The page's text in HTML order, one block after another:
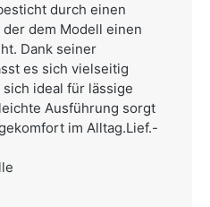
durch einen
dem Modell einen
Dank seiner
es sich vielseitig
ideal für lässige
Ausführung sorgt
im Alltag.Lief.-